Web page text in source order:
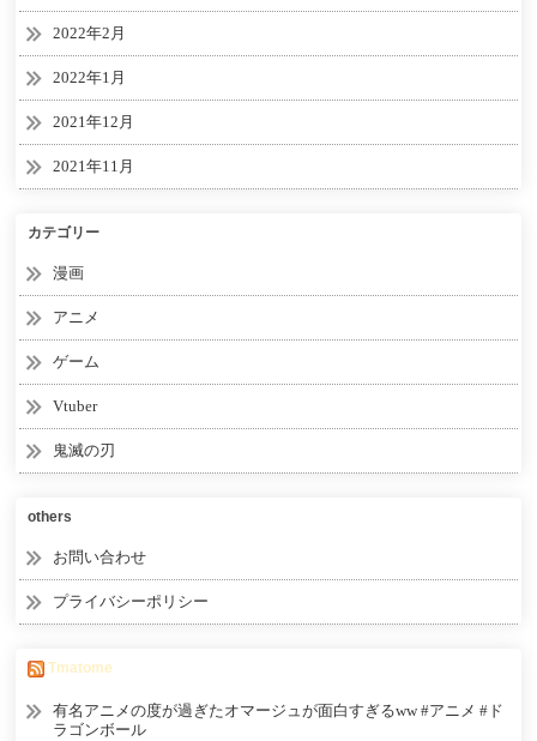
2022年2月
2022年1月
2021年12月
2021年11月
カテゴリー
漫画
アニメ
ゲーム
Vtuber
鬼滅の刃
others
お問い合わせ
プライバシーポリシー
Tmatome
有名アニメの度が過ぎたオマージュが面白すぎるww #アニメ #ド
ラゴンボール